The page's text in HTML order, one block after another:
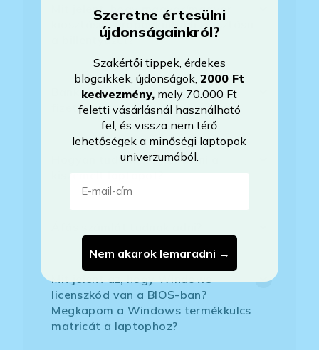
Mit jelent, hogy magyar/magyar
kiosztású európai/külföldi kiosztású
a billentyűzet?
Bankkártyával tudok Önöknél
fizetni?
Hogyan tudom megrendelni a
kiszemelt laptopot?
Mit jelent az, hogy Windows
licenszkód van a BIOS-ban?
Megkapom a Windows termékkulcs
matricát a laptophoz?
Szeretne értesülni
újdonságainkról?
Szakértői tippek, érdekes
blogcikkek, újdonságok,2000 Ft
kedvezmény, mely 70.000 Ft
feletti vásárlásnál használható
fel, és vissza nem térő
lehetőségek a minőségi laptopok
univerzumából.
Nem akarok lemaradni →